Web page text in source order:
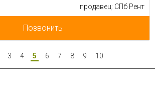
продавец: СПб Рент
Позвонить
3 4 5 6 7 8 9 10